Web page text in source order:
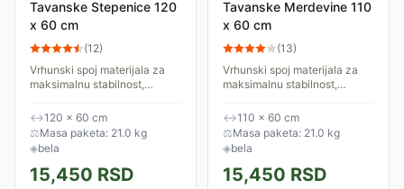
Tavanske Stepenice 120
x 60 cm
(12)
Vrhunski spoj materijala za
maksimalnu stabilnost,
ugradnju. Vešto kombinuju
različite materijale, od kojih
svaki donosi...
↔120 × 60 cm
⚖Masa paketa: 21.0 kg
◈bela
15,450 RSD
Tavanske Merdevine 110
x 60 cm
(13)
Vrhunski spoj materijala za
maksimalnu stabilnost,
ugradnju. Vešto kombinuju
različite materijale, od kojih
svaki donosi...
↔110 × 60 cm
⚖Masa paketa: 21.0 kg
◈bela
15,450 RSD